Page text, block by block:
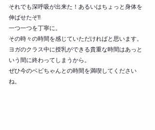
それでも深呼吸が出来た！あるいはちょっと身体を
伸ばせたぞ‼
一つ一つを丁寧に。
その時々の時間を感じていただければと思います。
ヨガのクラス中に授乳ができる貴重な時間はあっと
いう間に終わってしまうから。
ぜひ今のベビちゃんとの時間を満喫してください
ね。